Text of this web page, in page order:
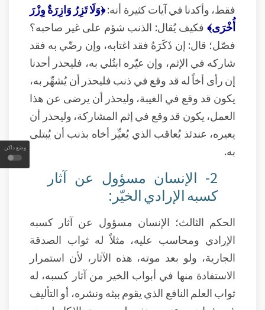
وضع داكن
فقط، وأكدنا في آيات كثيرة أنه:﴿وَلَا تَزِرُ وَازِرَةٌ وِزْرَ
أُخْرَى﴾ فكيف يُقال: الذنب شؤم على غير صاحبه؟
فصّل؛ قال: إن ذَكَرَهُ فقد اغتابه، وإن رضّي به فقد
شاركه في الإثم، وإن عيّره ابتُلي به، فليحذر أحدنا
إن رأى أخاً له قد وقع في ذنب فليحذر أن يُشهِّر به،
يكون قد وقع في الغيبة، وليحذر أن يرضى عن هذا
العمل، يكون قد وقع في إثم المشاركة، وليحذر أن
يعيره، عندئذ يُعاقب الذي يُعيِّر أخاه بذنب أن يُبتلى
به.
2- الإنسان مسؤول عن آثار
كسبه الإرادي الخيّر:
الحكم الثالث؛ الإنسان مسؤول عن آثار كسبه
الإرادي ومحاسب عليه، مثلاً له ثواب الصدقة
الجارية، ولو بعد موته، هذه الآثار، لأن استمرار
الاستفادة منها في أبواب الخير من آثار كسبه، له
ثواب العلم النافع الذي يقوم ببثه ونشره، أو التأليف